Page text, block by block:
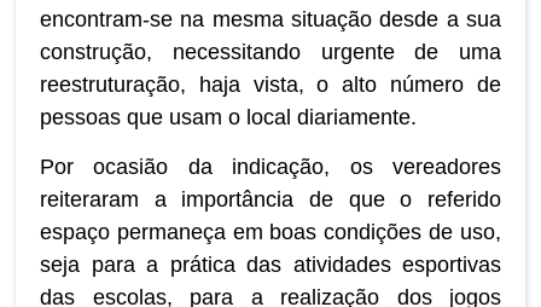
encontram-se na mesma situação desde a sua
construção, necessitando urgente de uma
reestruturação, haja vista, o alto número de
pessoas que usam o local diariamente.
Por ocasião da indicação, os vereadores
reiteraram a importância de que o referido
espaço permaneça em boas condições de uso,
seja para a prática das atividades esportivas
das escolas, para a realização dos jogos